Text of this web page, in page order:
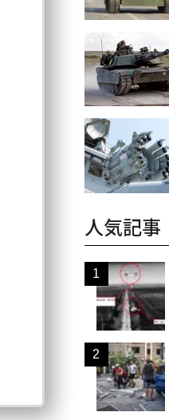
人気記事